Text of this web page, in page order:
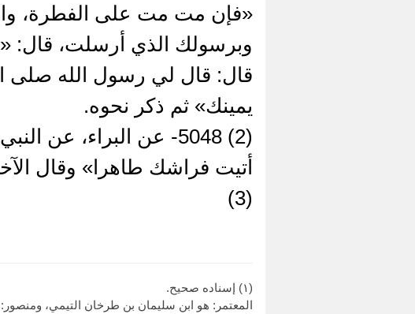
«فإن مت مت على الفطرة،
قال: قال لي رسول الله صلى
يمينك» ثم ذكر نحوه.
(2) 5048- عن البراء،
أتيت فراشك طاهرا» وقال
(3)
(١) إسناده صحيح.
المعتمر: هو ابن سليمان بن طرخان التيمي،